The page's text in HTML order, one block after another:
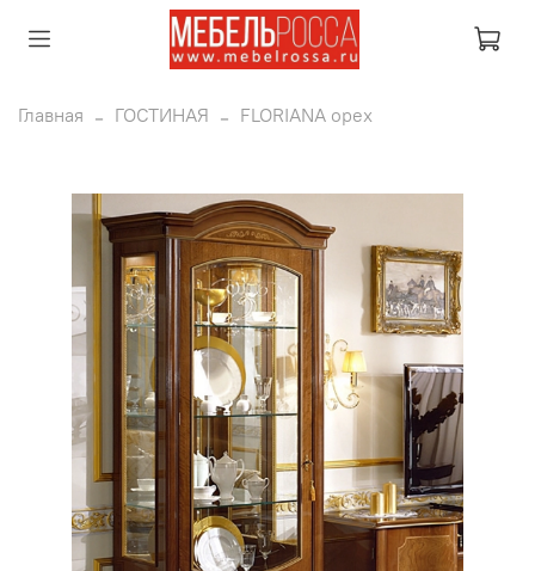
Главная ГОСТИНАЯ FLORIANA орех